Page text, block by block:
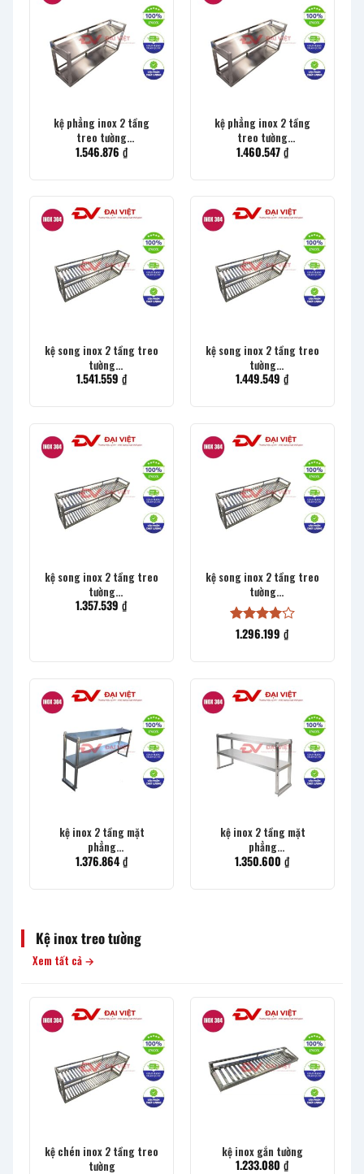
kệ phẳng inox 2 tầng
treo tường
1200x300x400mm
1.546.876 ₫
kệ phẳng inox 2 tầng
treo tường
1000x300x400mm
1.460.547₫
kệ song inox 2 tầng treo
tường
1800x300x400mm
1.541.559 ₫
kệ song inox 2 tầng treo
tường
1500x300x400mm
1.449.549 ₫
kệ song inox 2 tầng treo
tường
1200x300x400mm
1.357.539 ₫
kệ song inox 2 tầng treo
tường
1000x300x400mm
Được
1.296.199 ₫
kệ inox 2 tầng mặt
phẳng
1200x260x830mm
1.376.864₫
kệ inox 2 tầng mặt
phẳng
1200x260x630mm
1.350.600 ₫
Kệ inox treo tường
Xem tất cả →
kệ chén inox 2 tầng treo
tường
kệ inox gắn tường
1.233.080 ₫